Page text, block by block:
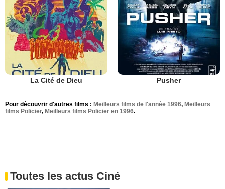
La Cité de Dieu Pusher
Pour découvrir d'autres films : Meilleurs films de l'année 1996, Meilleurs
films Policier, Meilleurs films Policier en 1996.
Toutes les actus Ciné